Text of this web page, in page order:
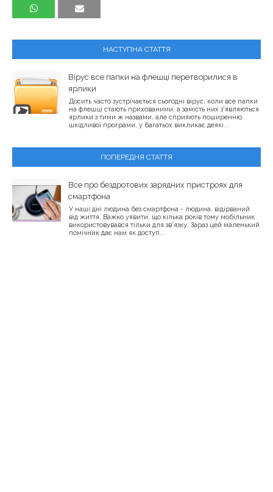
НАСТУПНА СТАТТЯ
Вірус все папки на флешці перетворилися в
ярлики
Досить часто зустрічається сьогодні вірус, коли все папки
на флешці стають прихованими, а замість них з'являються
ярлики з тими ж назвами, але сприяють поширенню
шкідливої ​​програми, у багатьох викликає деякі...
ПОПЕРЕДНЯ СТАТТЯ
Все про бездротових зарядних пристроях для
смартфона
У наші дні людина без смартфона - людина, відірваний
від життя. Важко уявити, що кілька років тому мобільник
використовувався тільки для зв'язку. Зараз цей маленький
помічник дає нам як доступ...